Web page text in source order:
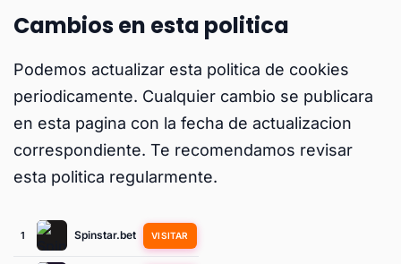
Cambios en esta politica
Podemos actualizar esta politica de cookies
periodicamente. Cualquier cambio se publicara
en esta pagina con la fecha de actualizacion
correspondiente. Te recomendamos revisar
esta politica regularmente.
1 Spinstar.bet VISITAR